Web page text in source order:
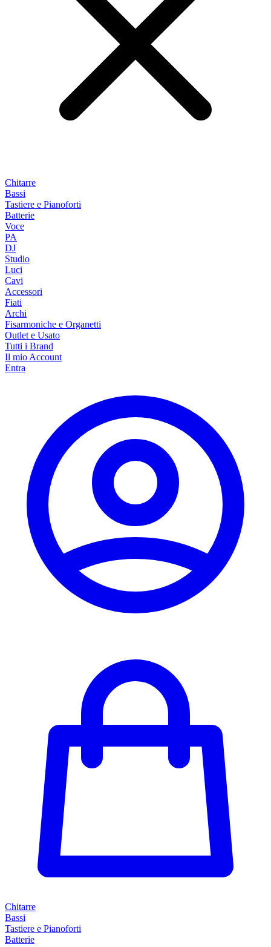
Chitarre
Bassi
Tastiere e Pianoforti
Batterie
Voce
PA
DJ
Studio
Luci
Cavi
Accessori
Fiati
Archi
Fisarmoniche e Organetti
Outlet e Usato
Tutti i Brand
Il mio Account
Entra
Chitarre
Bassi
Tastiere e Pianoforti
Batterie